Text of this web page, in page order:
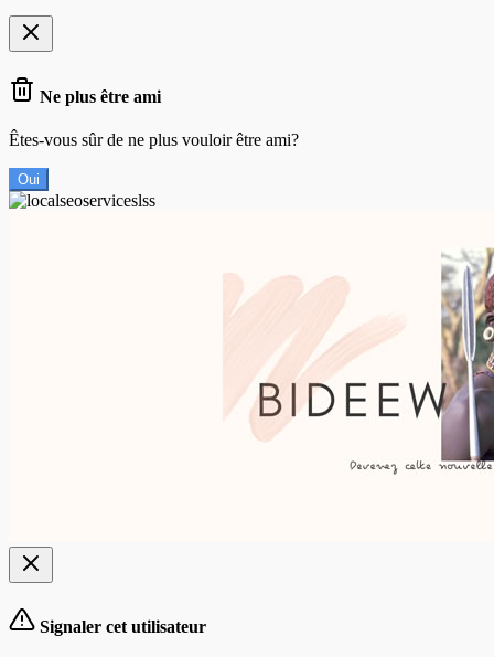
Ne plus être ami
Êtes-vous sûr de ne plus vouloir être ami?
Oui
Signaler cet utilisateur